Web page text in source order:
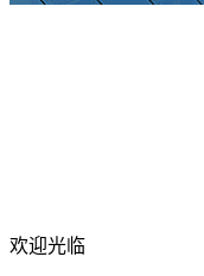
欢迎光临